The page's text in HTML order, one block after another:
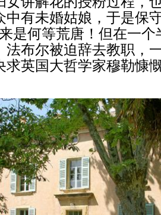
中有未婚姑娘，于是保
是何等荒唐！但在一
法布尔被迫辞去教职，
求英国大哲学家穆勒慷